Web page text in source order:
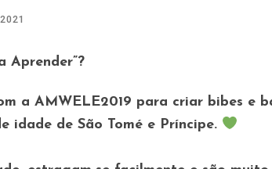
Aprender”?
a AMWELE2019 para criar bibes e
idade de São Tomé e Príncipe.